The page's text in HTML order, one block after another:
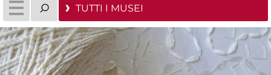
TUTTI I MUSEI